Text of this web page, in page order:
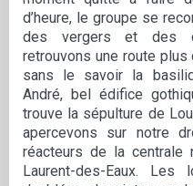
d’heure, le groupe se
des vergers et des
retrouvons une route
sans le savoir la
André, bel édifice
trouve la sépulture de
apercevons sur notre
réacteurs de la centrale
Laurent-des-Eaux.